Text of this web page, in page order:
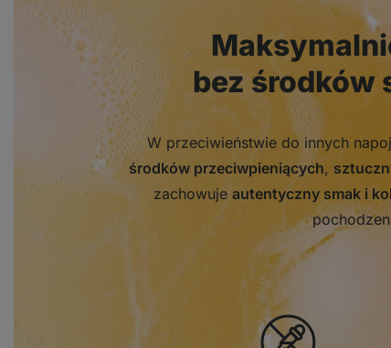
bez środków
W przeciwieństwie do innych
środków przeciwpieniących,
zachowuje autentyczny smak i